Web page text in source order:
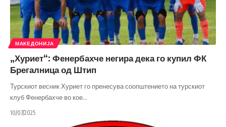
МАКЕДОНИЈА
„Хуриет“: Фенербахче негира дека го купил ФК
Брегалница од Штип
Турскиот весник Хуриет го пренесува соопштението на турскиот
клуб Фенербахче во кое…
10/07/2025